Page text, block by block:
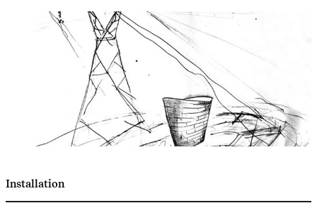
Installation